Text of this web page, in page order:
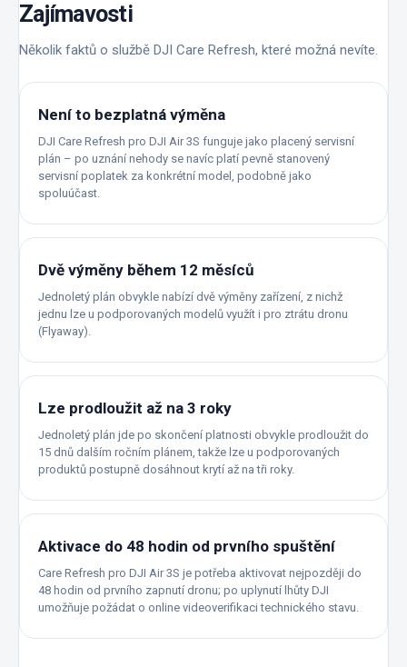
Zajímavosti
Několik faktů o službě DJI Care Refresh, které možná nevíte.
Není to bezplatná výměna
DJI Care Refresh pro DJI Air 3S funguje jako placený servisní
plán – po uznání nehody se navíc platí pevně stanovený
servisní poplatek za konkrétní model, podobně jako
spoluúčast.
Dvě výměny během 12 měsíců
Jednoletý plán obvykle nabízí dvě výměny zařízení, z nichž
jednu lze u podporovaných modelů využít i pro ztrátu dronu
(Flyaway).
Lze prodloužit až na 3 roky
Jednoletý plán jde po skončení platnosti obvykle prodloužit do
15 dnů dalším ročním plánem, takže lze u podporovaných
produktů postupně dosáhnout krytí až na tři roky.
Aktivace do 48 hodin od prvního spuštění
Care Refresh pro DJI Air 3S je potřeba aktivovat nejpozději do
48 hodin od prvního zapnutí dronu; po uplynutí lhůty DJI
umožňuje požádat o online videoverifikaci technického stavu.